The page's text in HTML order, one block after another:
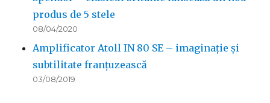
produs de 5 stele
08/04/2020
Amplificator Atoll IN 80 SE – imaginație și
subtilitate franțuzească
03/08/2019